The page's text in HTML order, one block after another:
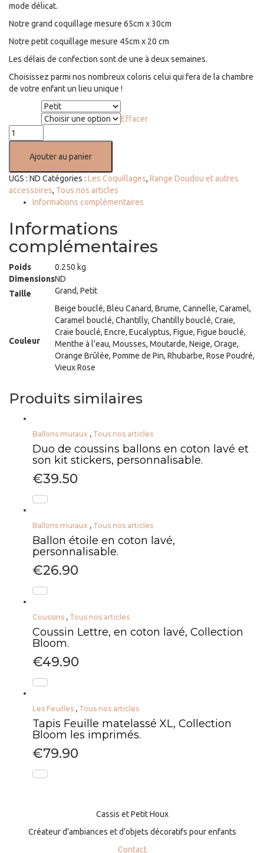
mode délicat.
Notre grand coquillage mesure 65cm x 30cm
Notre petit coquillage mesure 45cm x 20 cm
Les délais de confection sont de une à deux semaines.
Choisissez parmi nos nombreux coloris celui qui fera de la chambre
de votre enfant un lieu unique !
Effacer
quantité
de
Range
Coquillage
Ajouter au panier
UGS : ND Catégories : Les Coquillages, Range Doudou et autres
accessoires, Tous nos articles
Informations complémentaires
Informations
complémentaires
Poids
0.250 kg
DimensionsND
Taille
Grand, Petit
Couleur
Beige bouclé, Bleu Canard, Brume, Cannelle, Caramel,
Caramel bouclé, Chantilly, Chantilly bouclé, Craie,
Craie bouclé, Encre, Eucalyptus, Figue, Figue bouclé,
Menthe à l'eau, Mousses, Moutarde, Neige, Orage,
Orange Brûlée, Pomme de Pin, Rhubarbe, Rose Poudré,
Vieux Rose
Produits similaires
Ballons muraux , Tous nos articles
Duo de coussins ballons en coton lavé et
son kit stickers, personnalisable.
€39.50
Ballons muraux , Tous nos articles
Ballon étoile en coton lavé,
personnalisable.
€26.90
Coussins , Tous nos articles
Coussin Lettre, en coton lavé, Collection
Bloom.
€49.90
Les Feuilles , Tous nos articles
Tapis Feuille matelassé XL, Collection
Bloom les imprimés.
€79.90
Cassis et Petit Houx
Créateur d’ambiances et d’objets décoratifs pour enfants
Contact